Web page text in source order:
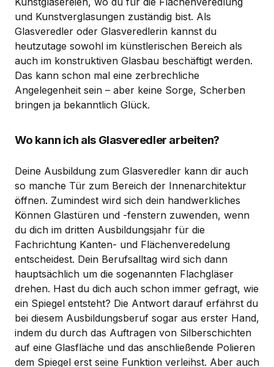
und Kunstverglasungen zuständig bist. Als
Glasveredler oder Glasveredlerin kannst du
heutzutage sowohl im künstlerischen Bereich als
auch im konstruktiven Glasbau beschäftigt werden.
Das kann schon mal eine zerbrechliche
Angelegenheit sein – aber keine Sorge, Scherben
bringen ja bekanntlich Glück.
Wo kann ich als Glasveredler arbeiten?
Deine Ausbildung zum Glasveredler kann dir auch
so manche Tür zum Bereich der Innenarchitektur
öffnen. Zumindest wird sich dein handwerkliches
Können Glastüren und -fenstern zuwenden, wenn
du dich im dritten Ausbildungsjahr für die
Fachrichtung Kanten- und Flächenveredelung
entscheidest. Dein Berufsalltag wird sich dann
hauptsächlich um die sogenannten Flachgläser
drehen. Hast du dich auch schon immer gefragt, wie
ein Spiegel entsteht? Die Antwort darauf erfährst du
bei diesem Ausbildungsberuf sogar aus erster Hand,
indem du durch das Auftragen von Silberschichten
auf eine Glasfläche und das anschließende Polieren
dem Spiegel erst seine Funktion verleihst. Aber auch